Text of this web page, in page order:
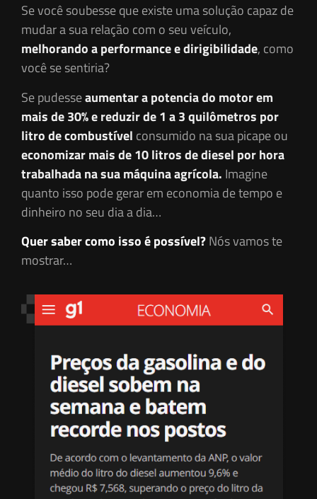
Se você soubesse que existe uma solução capaz de
mudar a sua relação com o seu veículo,
melhorando a performance e dirigibilidade, como
você se sentiria?
Se pudesseaumentar a potencia do motor em
mais de 30% e reduzir de 1 a 3 quilômetros por
litro de combustível consumido na sua picape ou
economizar mais de 10 litros de diesel por hora
trabalhada na sua máquina agrícola. Imagine
quanto isso pode gerar em economia de tempo e
dinheiro no seu dia a dia…
Quer saber como isso é possível?Nós vamos te
mostrar…